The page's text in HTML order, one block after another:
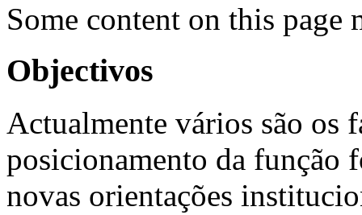
Some content on this page
Objectivos
Actualmente vários são os
posicionamento da função
novas orientações